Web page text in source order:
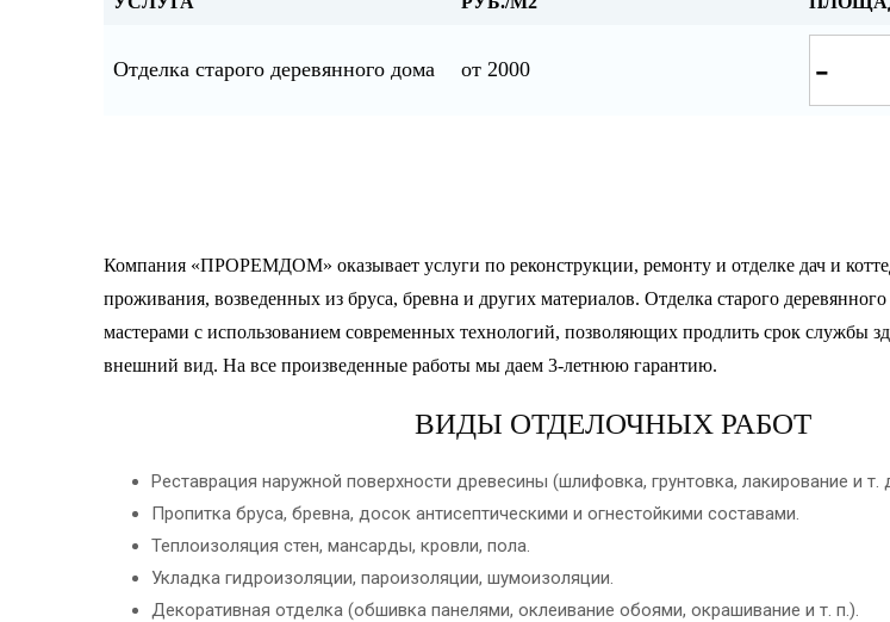
Отделка старого деревянного дома от 2000 -
Компания «ПРОРЕМДОМ» оказывает услуги по реконструкции, ремонту и отделке дач и
проживания, возведенных из бруса, бревна и других материалов. Отделка старого
мастерами с использованием современных технологий, позволяющих продлить срок службы
внешний вид. На все произведенные работы мы даем 3-летнюю гарантию.
ВИДЫ ОТДЕЛОЧНЫХ РАБОТ
Реставрация наружной поверхности древесины (шлифовка, грунтовка, лакирование и т.
Пропитка бруса, бревна, досок антисептическими и огнестойкими составами.
Теплоизоляция стен, мансарды, кровли, пола.
Укладка гидроизоляции, пароизоляции, шумоизоляции.
Декоративная отделка (обшивка панелями, оклеивание обоями, окрашивание и т. п.).